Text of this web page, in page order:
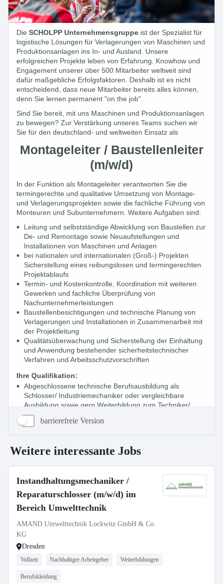
barrierefreie Version
Weitere interessante Jobs
Instandhaltungsmechaniker /
Reparaturschlosser (m/w/d) im
Bereich Umwelttechnik
AMAND Umwelttechnik Lockwitz GmbH & Co.
KG
Dresden
Vollzeit Nachhaltiger Arbeitgeber Weiterbildungen
Berufskleidung